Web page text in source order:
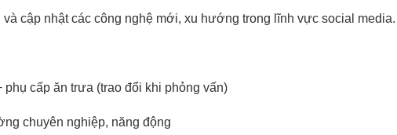
cập nhật các công nghệ mới, xu hướng trong lĩnh vực social media.
cấp ăn trưa (trao đổi khi phỏng vấn)
chuyên nghiệp, năng động